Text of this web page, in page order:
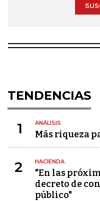
TENDENCIAS
1 ANÁLISIS
Más riqueza
2 HACIENDA
"En las
decreto de
público"